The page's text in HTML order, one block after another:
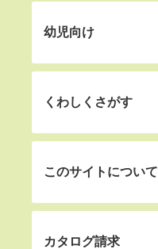
幼児向け
くわしくさがす
このサイトについて
カタログ請求